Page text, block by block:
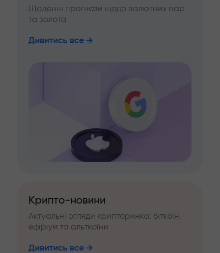
Щоденні прогнози щодо валютних пар
та золота
Дивитись все
Крипто-новини
Актуальні огляди крипторинка: біткоїн,
ефіріум та альткоїни
Дивитись все